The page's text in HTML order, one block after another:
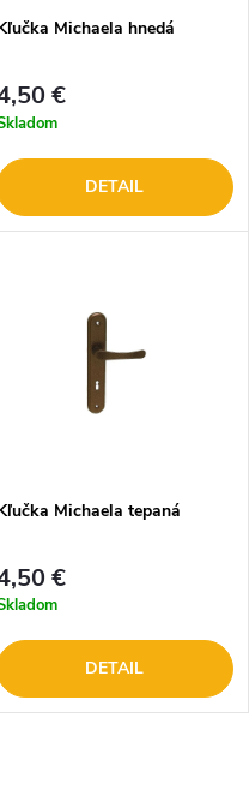
Michaela hnedá
€
DETAIL
Michaela tepaná
€
DETAIL